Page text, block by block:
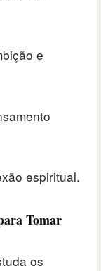
e
espiritual.
Tomar
os